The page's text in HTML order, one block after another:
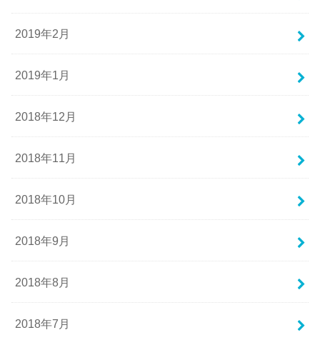
2019年2月
2019年1月
2018年12月
2018年11月
2018年10月
2018年9月
2018年8月
2018年7月